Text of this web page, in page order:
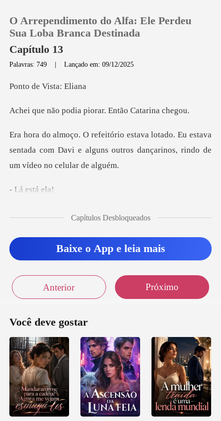
Histórico
Baixar App
O Arrependimento do Alfa: Ele Perdeu
Sua Loba Branca Destinada
Capítulo 13
Palavras: 749 |Lançado em: 09/12/2025
e Vista
dia piorar. Entã
Eu estava
sentada com Davi e alguns outros dan
est
cortou o
à nossa mesa. Ela estava
usa
Capítulos Desbloqueados
Baixe o App e leia mais
Anterior Próximo
Você deve gostar